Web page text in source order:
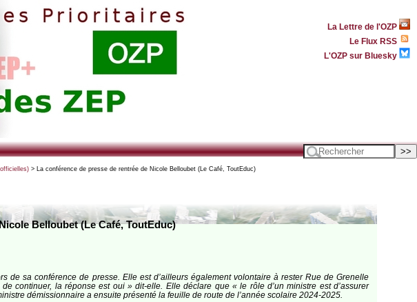
La Lettre de l'OZP
Le Flux RSS
L'OZP sur Bluesky
> La conférence de presse de rentrée de Nicole Belloubet (Le Café, ToutEduc)
Belloubet (Le Café, ToutEduc)
sa conférence de presse. Elle est d’ailleurs également volontaire à rester Rue de Grenelle
continuer, la réponse est oui » dit-elle. Elle déclare que « le rôle d’un ministre est d’assurer
démissionnaire a ensuite présenté la feuille de route de l’année scolaire 2024-2025.